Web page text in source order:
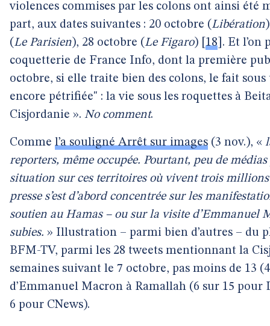
violences commises par les colons ont ainsi été
part, aux dates suivantes : 20 octobre (Libération
(Le Parisien), 28 octobre (Le Figaro) 18 . Et l’on
coquetterie de France Info, dont la première
octobre, si elle traite bien des colons, le fait
encore pétrifiée" : la vie sous les roquettes à
Cisjordanie ». No comment.
Comme l’a souligné Arrêt sur images (3 nov.), «
reporters, même occupée. Pourtant, peu de
situation sur ces territoires où vivent trois millions
presse s’est d’abord concentrée sur les
soutien au Hamas – ou sur la visite d’Emmanuel
subies. » Illustration – parmi bien d’autres – du
BFM-TV, parmi les 28 tweets mentionnant la
semaines suivant le 7 octobre, pas moins de 13
d’Emmanuel Macron à Ramallah (6 sur 15
6 pour CNews).